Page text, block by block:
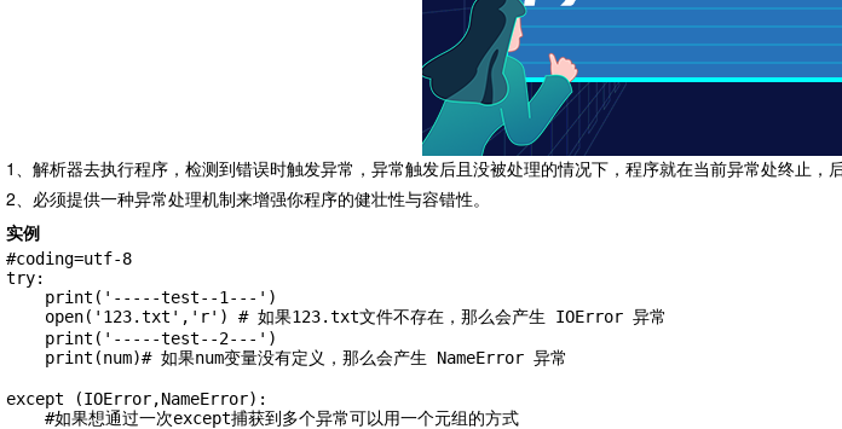
1、解析器去执行程序，检测到错误时触发异常，异常触发后且没被处理的情况下，程序就在当前异常处终止，
2、必须提供一种异常处理机制来增强你程序的健壮性与容错性。
实例
#coding=utf-8
try:
except (IOError,NameError):